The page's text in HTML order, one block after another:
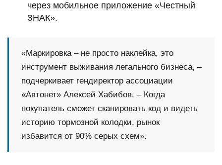
через мобильное приложение «Честный
ЗНАК».
«Маркировка – не просто наклейка, это
инструмент выживания легального бизнеса, –
подчеркивает гендиректор ассоциации
«Автонет» Алексей Хабибов. – Когда
покупатель сможет сканировать код и видеть
историю тормозной колодки, рынок
избавится от 90% серых схем».